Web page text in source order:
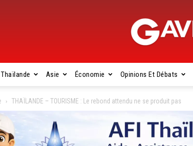
Thaïlande Asie Économie Opinions Et Débats
THAÏLANDE – TOURISME : Le rebond attendu ne se produit pas